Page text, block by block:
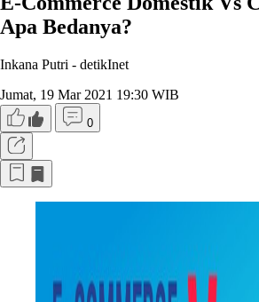
Apa Bedanya?
Inkana Putri - detikInet
Jumat, 19 Mar 2021 19:30 WIB
0